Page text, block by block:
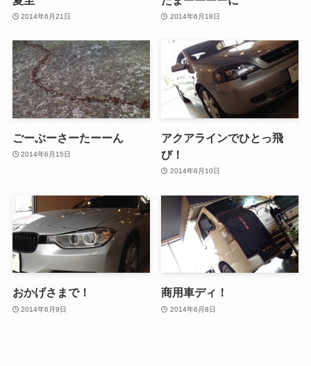
2014年6月21日 2014年6月18日
ごーぶーさーたーーん
2014年6月15日
アクアラインでひとっ飛
び！
2014年6月10日
おかげさまで！
2014年6月9日
商用車ディ！
2014年6月8日